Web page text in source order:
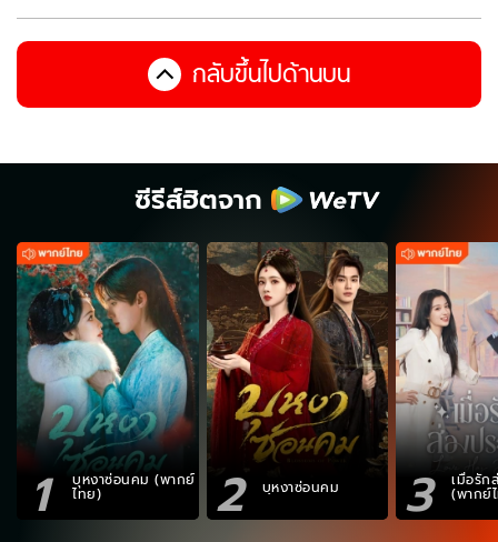
กลับขึ้นไปด้านบน
ซีรีส์ฮิตจาก
1 บุหงาซ่อนคม (พากย์
ไทย) 2 บุหงาซ่อนคม 3 เมื่อรัก
(พากย์